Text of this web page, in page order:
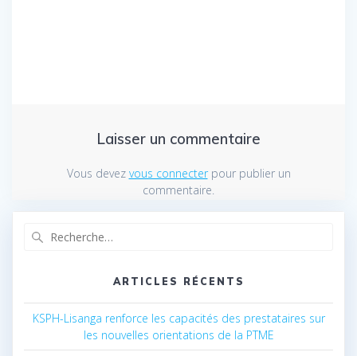
Laisser un commentaire
Vous devez vous connecterpour publier un
commentaire.
ARTICLES RÉCENTS
KSPH-Lisanga renforce les capacités des prestataires sur
les nouvelles orientations de la PTME